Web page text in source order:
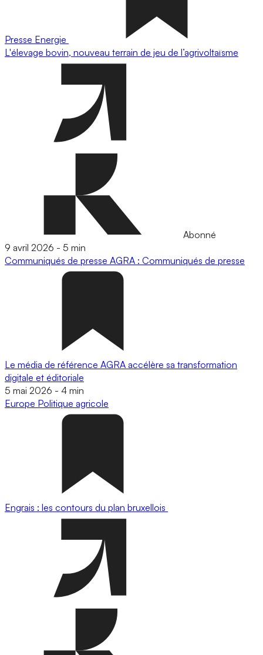
Presse Energie
L'élevage bovin, nouveau terrain de jeu de l’agrivoltaïsme
Abonné
9 avril 2026 - 5 min
Communiqués de presse AGRA : Communiqués de presse
Le média de référence AGRA accélère sa transformation
digitale et éditoriale
5 mai 2026 - 4 min
Europe Politique agricole
Engrais : les contours du plan bruxellois